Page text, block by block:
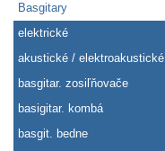
Basgitary
elektrické
akustické / elektroakustické
basgitar. zosiľňovače
basigitar. kombá
basgit. bedne